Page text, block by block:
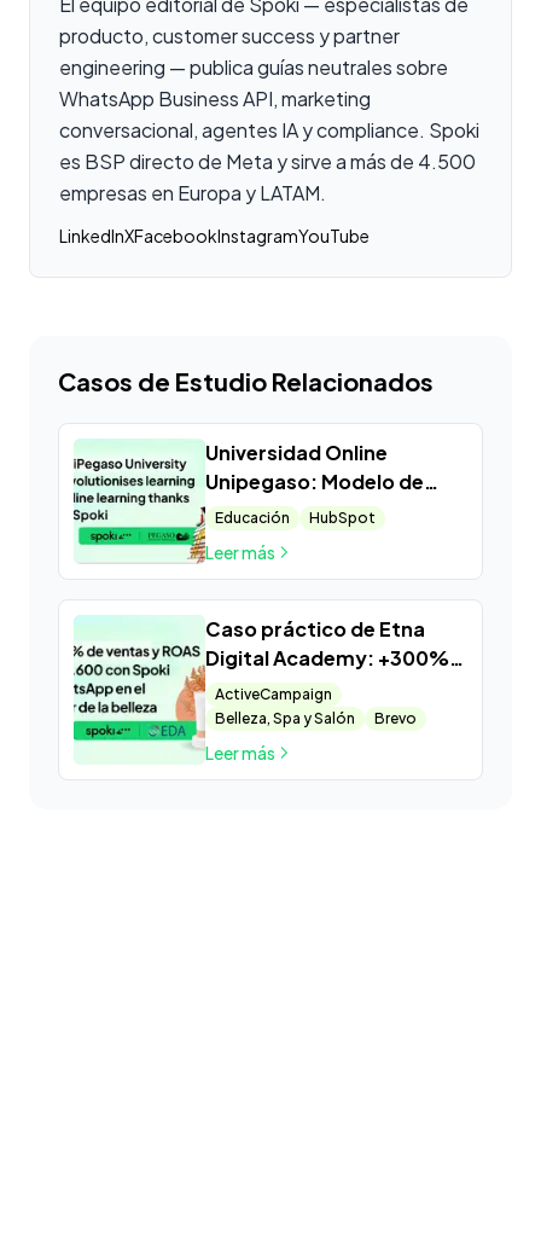
producto, customer success y partner
engineering — publica guías neutrales sobre
WhatsApp Business API, marketing
conversacional, agentes IA y compliance. Spoki
es BSP directo de Meta y sirve a más de 4.500
empresas en Europa y LATAM.
LinkedInXFacebookInstagramYouTube
Casos de Estudio Relacionados
Universidad Online
Unipegaso: Modelo de
éxito para E-Learning con
WhatsApp y Spoki
Educación HubSpot
Leer más
Caso práctico de Etna
Digital Academy: +300%
de ventas y ROAS de
X2.600 con Spoki y
WhatsApp en el sector de
la belleza
ActiveCampaign
Belleza, Spa y Salón
Brevo
Leer más